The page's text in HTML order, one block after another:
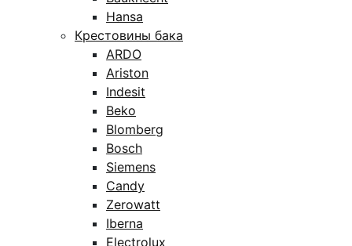
Hansa
Крестовины бака
ARDO
Ariston
Indesit
Beko
Blomberg
Bosch
Siemens
Candy
Zerowatt
Iberna
Electrolux